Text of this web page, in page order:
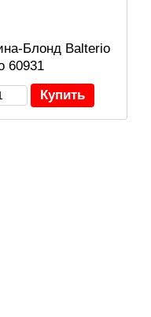
Блонд Balterio
60931
Купить